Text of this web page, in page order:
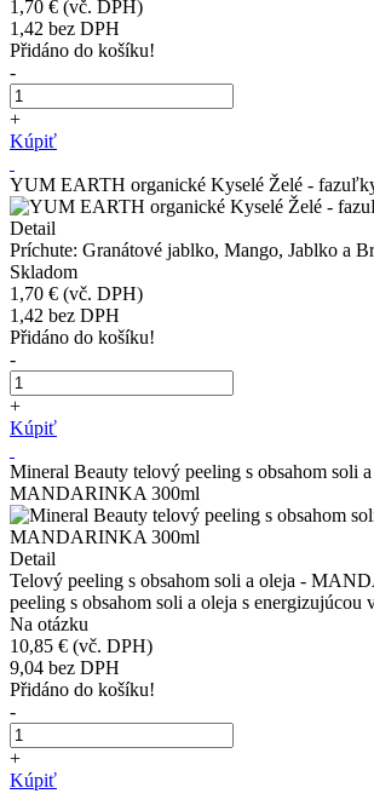
1,70 € (vč. DPH)
1,42 bez DPH
Přidáno do košíku!
-
+
Kúpiť
YUM EARTH organické Kyselé Želé -
Detail
Príchute: Granátové jablko, Mango, Jablko a
Skladom
1,70 € (vč. DPH)
1,42 bez DPH
Přidáno do košíku!
-
+
Kúpiť
Mineral Beauty telový peeling s obsahom soli
MANDARINKA 300ml
Detail
Telový peeling s obsahom soli a oleja -
peeling s obsahom soli a oleja s energizujúcou
Na otázku
10,85 € (vč. DPH)
9,04 bez DPH
Přidáno do košíku!
-
+
Kúpiť